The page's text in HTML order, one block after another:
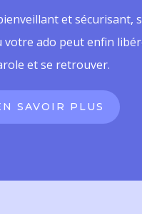
et sécurisant,
votre ado peut enfin
et se retrouver.
SAVOIR PLUS